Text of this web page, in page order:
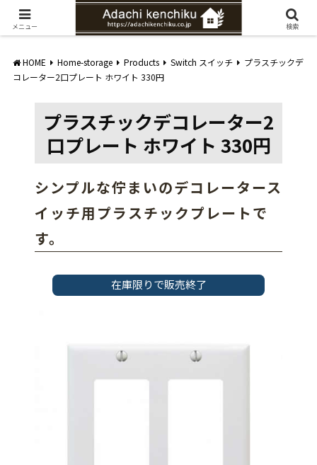
愛知県みよし市の工務店。自然素材を使ったナチュラルな家づくりをご提案
HOME Home-storage Products Switch スイッチ
プラスチックデ
コレーター2口プレート ホワイト 330円
プラスチックデコレーター2
口プレート ホワイト 330円
シンプルな佇まいのデコレータース
イッチ用プラスチックプレートで
す。
在庫限りで販売終了
メニュー 検索